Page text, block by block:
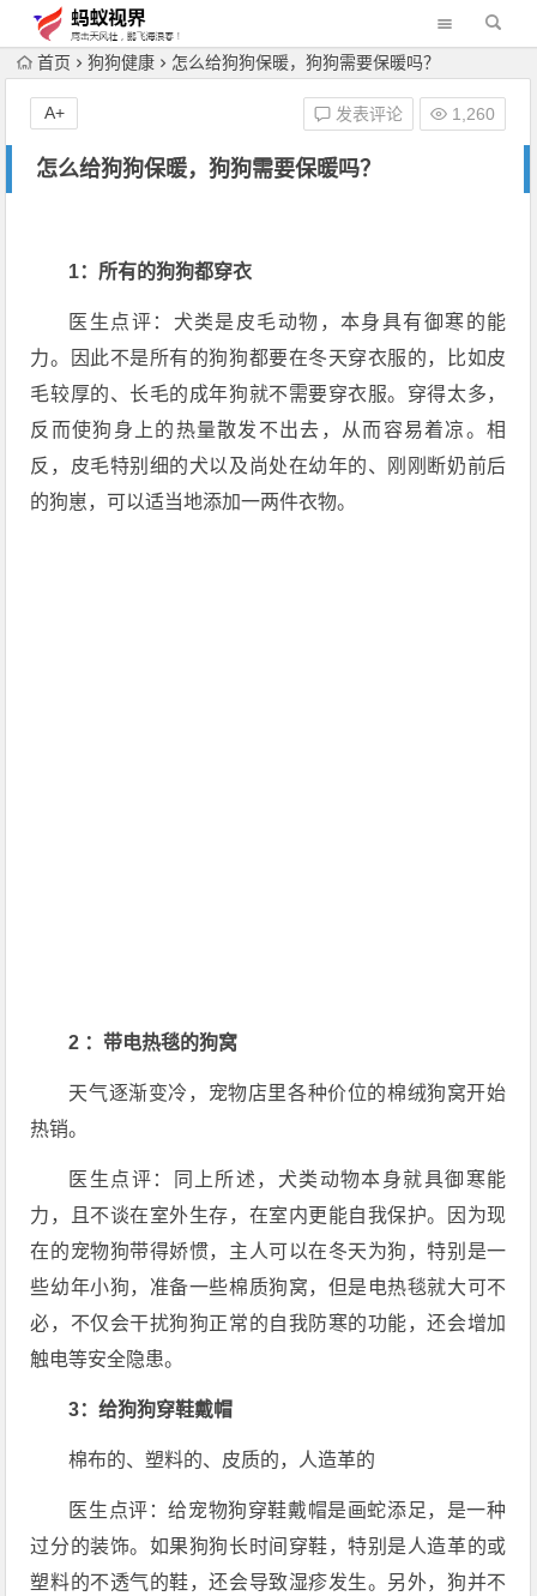
首页 狗狗健康 怎么给狗狗保暖，狗狗需要保暖吗？
怎么给狗狗保暖，狗狗需要保暖吗？
发表评论 1,260
A+
1：所有的狗狗都穿衣
医生点评：犬类是皮毛动物，本身具有御寒的能
力。因此不是所有的狗狗都要在冬天穿衣服的，比如皮
毛较厚的、长毛的成年狗就不需要穿衣服。穿得太多，
反而使狗身上的热量散发不出去，从而容易着凉。相
反，皮毛特别细的犬以及尚处在幼年的、刚刚断奶前后
的狗崽，可以适当地添加一两件衣物。
2 ：带电热毯的狗窝
天气逐渐变冷，宠物店里各种价位的棉绒狗窝开始
热销。
医生点评：同上所述，犬类动物本身就具御寒能
力，且不谈在室外生存，在室内更能自我保护。因为现
在的宠物狗带得娇惯，主人可以在冬天为狗，特别是一
些幼年小狗，准备一些棉质狗窝，但是电热毯就大可不
必，不仅会干扰狗狗正常的自我防寒的功能，还会增加
触电等安全隐患。
3：给狗狗穿鞋戴帽
棉布的、塑料的、皮质的，人造革的
医生点评：给宠物狗穿鞋戴帽是画蛇添足，是一种
过分的装饰。如果狗狗长时间穿鞋，特别是人造革的或
塑料的不透气的鞋，还会导致湿疹发生。另外，狗并不